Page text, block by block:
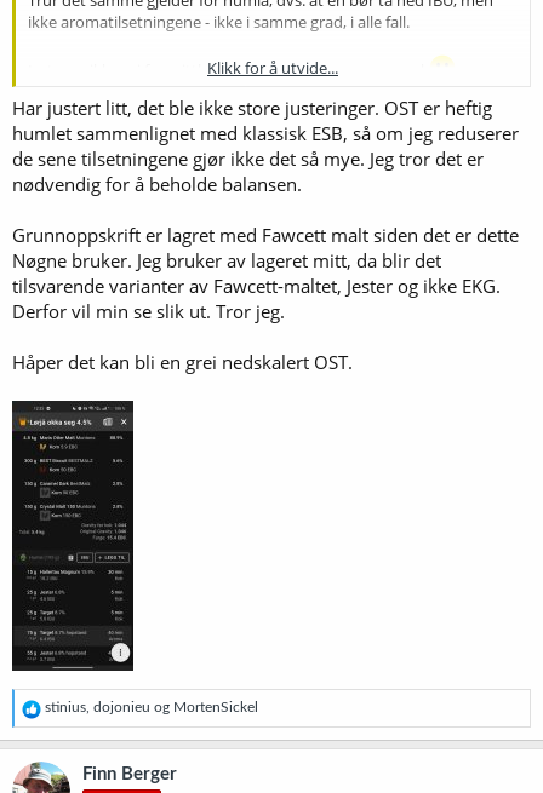
ikke aromatilsetningene - ikke i samme grad, i alle fall.
Jester er ikke mi favoritthumle, men det er en annen sak
Klikk for å utvide...
Har justert litt, det ble ikke store justeringer. OST er heftig
humlet sammenlignet med klassisk ESB, så om jeg reduserer
de sene tilsetningene gjør ikke det så mye. Jeg tror det er
nødvendig for å beholde balansen.
Grunnoppskrift er lagret med Fawcett malt siden det er dette
Nøgne bruker. Jeg bruker av lageret mitt, da blir det
tilsvarende varianter av Fawcett-maltet, Jester og ikke EKG.
Derfor vil min se slik ut. Tror jeg.
Håper det kan bli en grei nedskalert OST.
R
e
a
k
s
stinius dojonieu og MortenSickel
Finn Berger